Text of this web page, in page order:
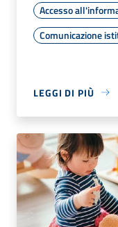
Accesso
Comunicazione
LEGGI DI PIÙ